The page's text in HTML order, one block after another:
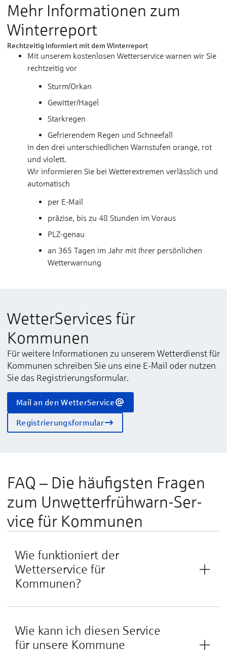
Mehr Informationen zum
Winterreport
Rechtzeitig informiert mit dem Winterreport
Mit unserem kostenlosen Wetterservice warnen wir Sie
rechtzeitig vor
Sturm/Orkan
Gewitter/Hagel
Starkregen
Gefrierendem Regen und Schneefall
in den drei unterschiedlichen Warnstufen orange, rot
und violett.
Wir informieren Sie bei Wetterextremen verlässlich und
automatisch
per E-Mail
präzise, bis zu 48 Stunden im Voraus
PLZ-genau
an 365 Tagen im Jahr mit Ihrer persönlichen
Wetterwarnung
Wetter­Services für
Kommunen
Für weitere Informationen zu unserem Wetterdienst für
Kommunen schreiben Sie uns eine E-Mail oder nutzen
Sie das Registrierungsformular.
Mail an den WetterService
Registrierungsformular
FAQ – Die häufigsten Fragen
zum Un­wetter­früh­warn-­Ser­
vice für Ko­mmunen
Wie funktioniert der
Wetterservice für
Kommunen?
Wie kann ich diesen Service
für unsere Kommune